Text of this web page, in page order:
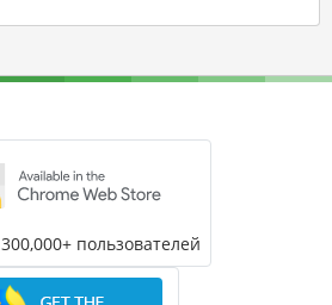
300,000+ пользователей